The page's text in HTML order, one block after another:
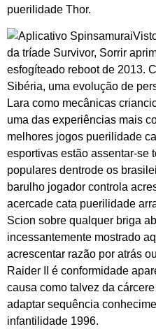
puerilidade Thor.
da tríade Survivor, Sorrir
esfogíteado reboot de 2013.
Sibéria, uma evolução de
Lara como mecânicas
uma das experiências mais
melhores jogos puerilidade
esportivas estão assentar-se
populares dentrode os
barulho jogador controla
acercade cata puerilidade
Scion sobre qualquer briga
incessantemente mostrado
acrescentar razão por atrás
Raider II é conformidade
causa como talvez da
adaptar sequência
infantilidade 1996.